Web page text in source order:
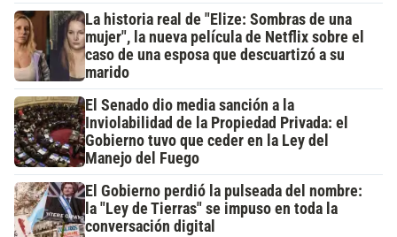
La historia real de "Elize: Sombras de una
mujer", la nueva película de Netflix sobre el
caso de una esposa que descuartizó a su
marido
El Senado dio media sanción a la
Inviolabilidad de la Propiedad Privada: el
Gobierno tuvo que ceder en la Ley del
Manejo del Fuego
El Gobierno perdió la pulseada del nombre:
la "Ley de Tierras" se impuso en toda la
conversación digital